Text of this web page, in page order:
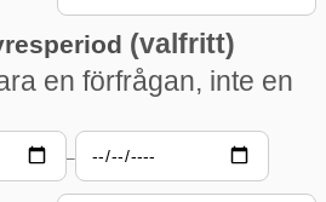
(valfritt)
en förfrågan, inte en
–